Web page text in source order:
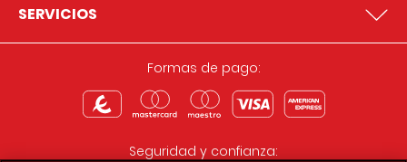
SERVICIOS
Formas de pago:
Seguridad y confianza: